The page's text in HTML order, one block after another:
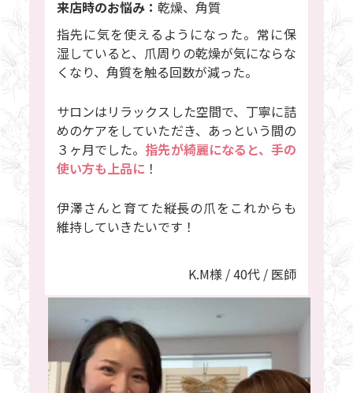
来店時のお悩み：乾燥、角質
指先に気を使えるようになった。常に保
湿していると、爪周りの乾燥が気にならな
くなり、角質を触る回数が減った。
サロンはリラックスした空間で、丁寧に詰
めのケアをしていただき、あっという間の
３ヶ月でした。 指先が綺麗になると、手の
使い方も上品に ！
伊澤さんと育てた縦長の爪をこれからも
維持していきたいです！
K.M様 / 40代 / 医師